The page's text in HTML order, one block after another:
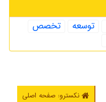
توسعه
تخصص
نکسترو: صفحه اصلی